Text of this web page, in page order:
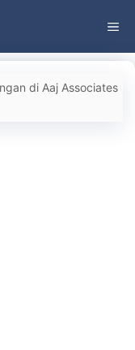
di Aaj Associates